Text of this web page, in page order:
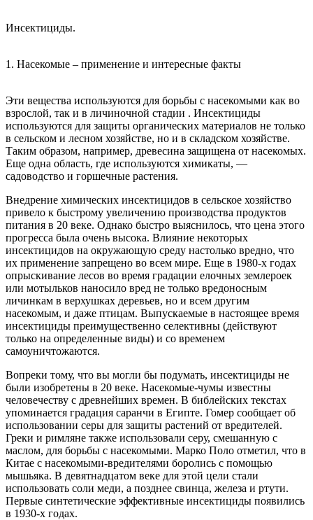
Инсектициды.
1. Насекомые – применение и интересные факты
Эти вещества используются для борьбы с насекомыми как во
взрослой, так и в личиночной стадии . Инсектициды
используются для защиты органических материалов не только
в сельском и лесном хозяйстве, но и в складском хозяйстве.
Таким образом, например, древесина защищена от насекомых.
Еще одна область, где используются химикаты, —
садоводство и горшечные растения.
Внедрение химических инсектицидов в сельское хозяйство
привело к быстрому увеличению производства продуктов
питания в 20 веке. Однако быстро выяснилось, что цена этого
прогресса была очень высока. Влияние некоторых
инсектицидов на окружающую среду настолько вредно, что
их применение запрещено во всем мире. Еще в 1980-х годах
опрыскивание лесов во время градации елочных землероек
или мотыльков наносило вред не только вредоносным
личинкам в верхушках деревьев, но и всем другим
насекомым, и даже птицам. Выпускаемые в настоящее время
инсектициды преимущественно селективны (действуют
только на определенные виды) и со временем
самоуничтожаются.
Вопреки тому, что вы могли бы подумать, инсектициды не
были изобретены в 20 веке. Насекомые-чумы известны
человечеству с древнейших времен. В библейских текстах
упоминается градация саранчи в Египте. Гомер сообщает об
использовании серы для защиты растений от вредителей.
Греки и римляне также использовали серу, смешанную с
маслом, для борьбы с насекомыми. Марко Поло отметил, что в
Китае с насекомыми-вредителями боролись с помощью
мышьяка. В девятнадцатом веке для этой цели стали
использовать соли меди, а позднее свинца, железа и ртути.
Первые синтетические эффективные инсектициды появились
в 1930-х годах.